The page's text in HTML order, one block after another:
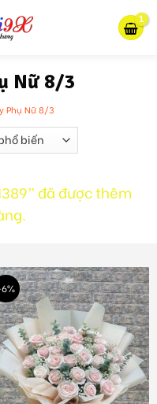
Nữ 8/3
Phụ Nữ 8/3
đã được thêm